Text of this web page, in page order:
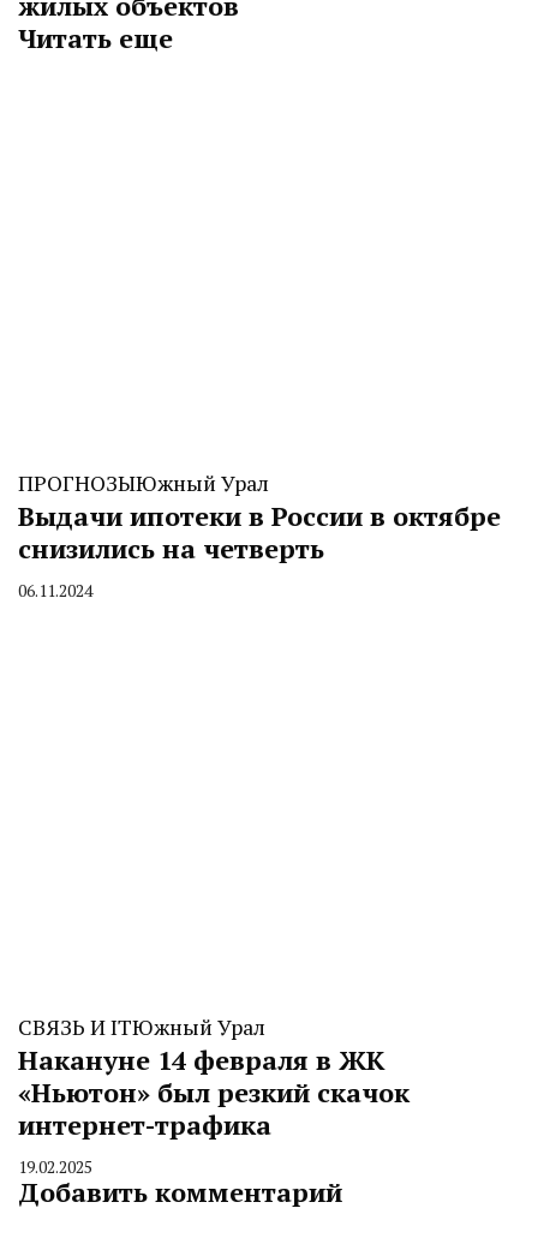
Читать еще
ПРОГНОЗЫЮжный Урал
Выдачи ипотеки в России в октябре
снизились на четверть
By
06.11.2024
СВЯЗЬ И ITЮжный Урал
Накануне 14 февраля в ЖК
«Ньютон» был резкий скачок
интернет-трафика
By
CHELINDUSTRY
19.02.2025
Добавить комментарий